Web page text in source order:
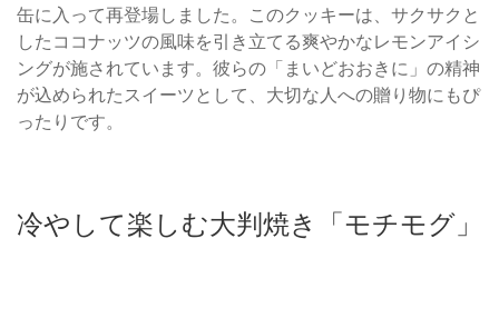
缶に入って再登場しました。このクッキーは、サクサクと
したココナッツの風味を引き立てる爽やかなレモンアイシ
ングが施されています。彼らの「まいどおおきに」の精神
が込められたスイーツとして、大切な人への贈り物にもぴ
ったりです。
冷やして楽しむ大判焼き「モチモグ」